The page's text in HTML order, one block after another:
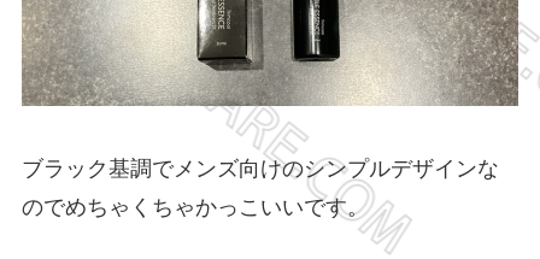
ブラック基調でメンズ向けのシンプルデザインな
のでめちゃくちゃかっこいいです。